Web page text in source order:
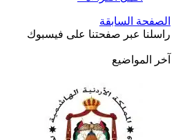
الصفحة السابقة
راسلنا عبر صفحتنا على فيسبوك
آخر المواضيع